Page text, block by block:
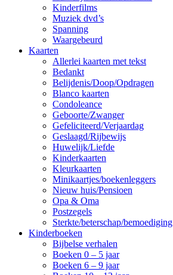
Kinderfilms
Muziek dvd’s
Spanning
Waargebeurd
Kaarten
Allerlei kaarten met tekst
Bedankt
Belijdenis/Doop/Opdragen
Blanco kaarten
Condoleance
Geboorte/Zwanger
Gefeliciteerd/Verjaardag
Geslaagd/Rijbewijs
Huwelijk/Liefde
Kinderkaarten
Kleurkaarten
Minikaartjes/boekenleggers
Nieuw huis/Pensioen
Opa & Oma
Postzegels
Sterkte/beterschap/bemoediging
Kinderboeken
Bijbelse verhalen
Boeken 0 – 5 jaar
Boeken 6 – 9 jaar